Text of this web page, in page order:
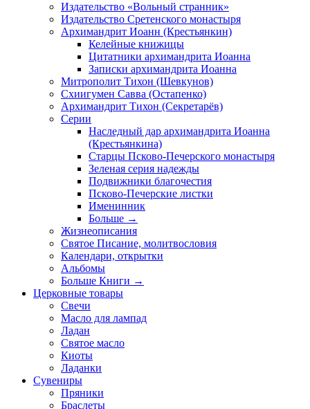
Издательство «Вольный странник»
Издательство Сретенского монастыря
Архимандрит Иоанн (Крестьянкин)
Келейные книжицы
Цитатники архимандрита Иоанна
Записки архимандрита Иоанна
Митрополит Тихон (Шевкунов)
Схиигумен Савва (Остапенко)
Архимандрит Тихон (Секретарёв)
Серии
Наследный дар архимандрита Иоанна
(Крестьянкина)
Старцы Псково-Печерского монастыря
Зеленая серия надежды
Подвижники благочестия
Псково-Печерские листки
Именинник
Больше →
Жизнеописания
Святое Писание, молитвословия
Календари, открытки
Альбомы
Больше Книги →
Церковные товары
Свечи
Масло для лампад
Ладан
Святое масло
Киоты
Ладанки
Сувениры
Пряники
Браслеты